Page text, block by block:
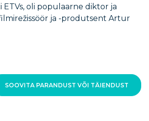
ETVs, oli populaarne diktor ja
ja -produtsent Artur
SOOVITA PARANDUST VÕI TÄIENDUST